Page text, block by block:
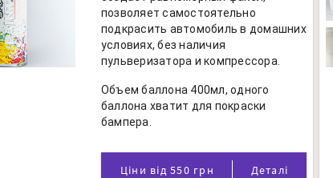
позволяет самостоятельно
подкрасить автомобиль в домашних
условиях, без наличия
пульверизатора и компрессора.
Объем баллона 400мл, одного
баллона хватит для покраски
бампера.
Ціни від 550 грн Деталі